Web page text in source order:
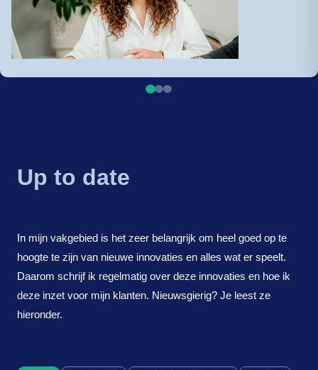
Up to date
In mijn vakgebied is het zeer belangrijk om heel goed op te
hoogte te zijn van nieuwe innovaties en alles wat er speelt.
Daarom schrijf ik regelmatig over deze innovaties en hoe ik
deze inzet voor mijn klanten. Nieuwsgierig? Je leest ze
hieronder.